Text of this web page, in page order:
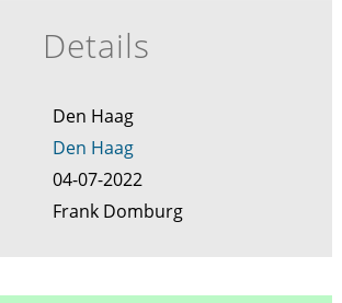
Details
Den Haag
Den Haag
04-07-2022
Frank Domburg